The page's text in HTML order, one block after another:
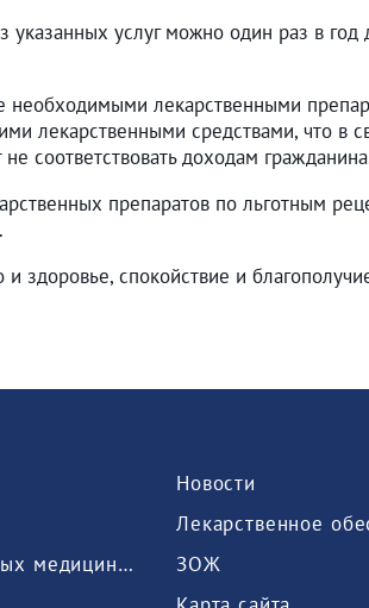
услуг можно один раз в
лекарственными
лекарственными средствами, что в
соответствовать доходам
препаратов по льготным
здоровье, спокойствие и
Информация о платных медицинских услугах, предоставляемых медицинской организацией
Новости
Лекарственное
ЗОЖ